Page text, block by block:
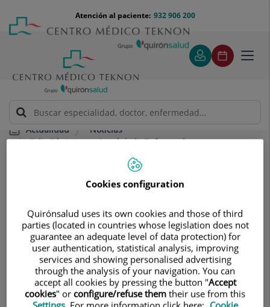
contenido
Menú
teléfono
cabecera
932 906 200
Atención al paciente:
Actualidad
Noticias
Feliz Día Internacional de la Enfermería
Feliz Día Internacional de la
Enfermería
12 de mayo de 2022, inauguración de
la nueva exposición en
reconocimiento a la Enfermería en el
Pasillo Tenet de Centro Médico Teknon
Cookies configuration
Quirónsalud uses its own cookies and those of third
parties (located in countries whose legislation does not
guarantee an adequate level of data protection) for
user authentication, statistical analysis, improving
services and showing personalised advertising
through the analysis of your navigation. You can
accept all cookies by pressing the button "Accept
cookies" or configure/refuse them their use from this